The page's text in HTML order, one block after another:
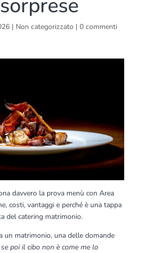
| Non categorizzato| 0 commenti
davvero la prova menù con Area
costi, vantaggi e perché è una tappa
del catering matrimonio.
un matrimonio, una delle domande
se poi il cibo non è come me lo